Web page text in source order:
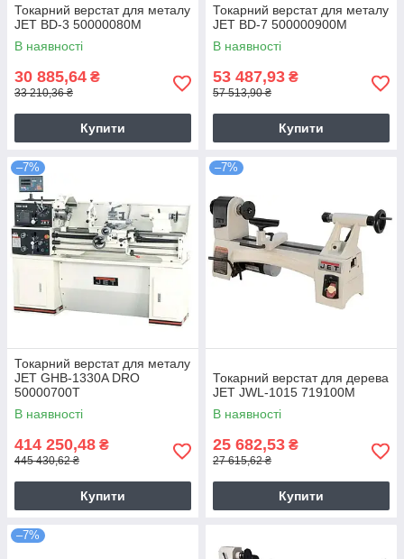
Токарний верстат для металу
JET BD-3 50000080M
В наявності
30 885,64 ₴
33 210,36 ₴
Купити
Токарний верстат для металу
JET BD-7 500000900M
В наявності
53 487,93 ₴
57 513,90 ₴
Купити
–7%
Токарний верстат для металу
JET GHB-1330A DRO
50000700T
В наявності
414 250,48 ₴
445 430,62 ₴
Купити
–7%
Токарний верстат для дерева
JET JWL-1015 719100M
В наявності
25 682,53 ₴
27 615,62 ₴
Купити
–7%